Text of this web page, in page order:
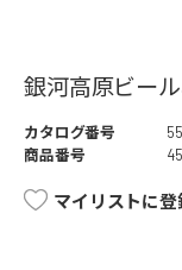
銀河高原ビー
カタログ番号
商品番号
マイリストに登